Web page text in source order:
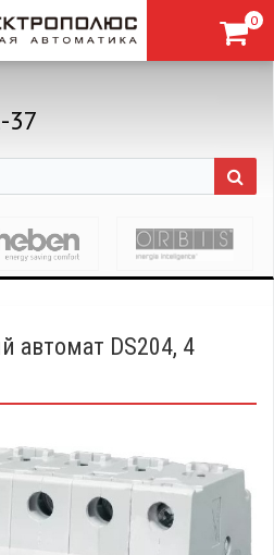
0
37
автомат DS204, 4